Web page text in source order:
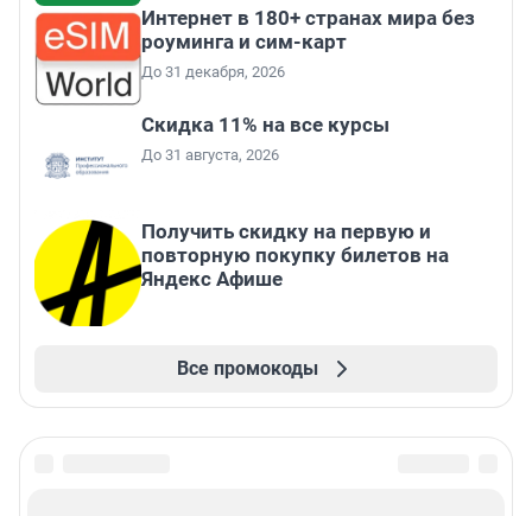
Интернет в 180+ странах мира без
роуминга и сим-карт
До 31 декабря, 2026
Скидка 11% на все курсы
До 31 августа, 2026
Получить скидку на первую и
повторную покупку билетов на
Яндекс Афише
Все промокоды